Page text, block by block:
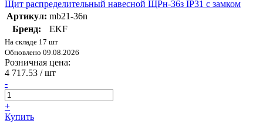
Щит распределительный навесной ЩРн-36з IP31 с замком
Артикул: mb21-36n
Бренд:
EKF
На складе 17 шт
Обновлено 09.08.2026
Розничная цена:
4 717.53 / шт
-
+
Купить